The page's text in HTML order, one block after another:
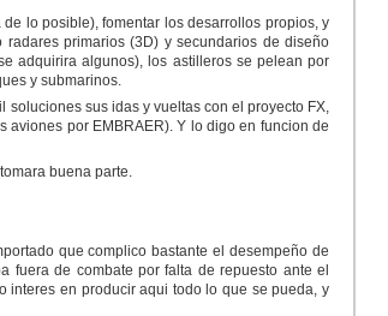
lo posible), fomentar los desarrollos propios, y
primarios (3D) y secundarios de diseño
adquirira algunos), los astilleros se pelean por
y submarinos.
sus idas y vueltas con el proyecto FX,
aviones por EMBRAER). Y lo digo en funcion de
buena parte.
que complico bastante el desempeño de
fuera de combate por falta de repuesto ante el
interes en producir aqui todo lo que se pueda, y